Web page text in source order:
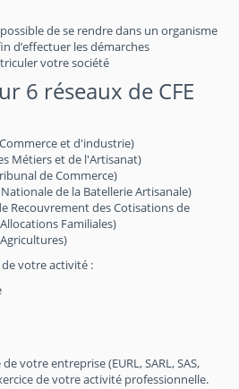
possible de se rendre dans un organisme
d’effectuer les démarches
votre société
6 réseaux de CFE
et d'industrie)
Métiers et de l'Artisanat)
de Commerce)
de la Batellerie Artisanale)
Recouvrement des Cotisations de
Familiales)
votre activité :
votre entreprise (EURL, SARL, SAS,
de votre activité professionnelle.